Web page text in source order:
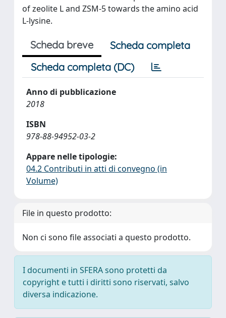
of zeolite L and ZSM-5 towards the amino acid
L-lysine.
Scheda breve
Scheda completa
Scheda completa (DC)
Anno di pubblicazione
2018
ISBN
978-88-94952-03-2
Appare nelle tipologie:
04.2 Contributi in atti di convegno (in
Volume)
File in questo prodotto:
Non ci sono file associati a questo prodotto.
I documenti in SFERA sono protetti da
copyright e tutti i diritti sono riservati, salvo
diversa indicazione.